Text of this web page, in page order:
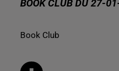
BOOK CLUB DU 27-
Book Club